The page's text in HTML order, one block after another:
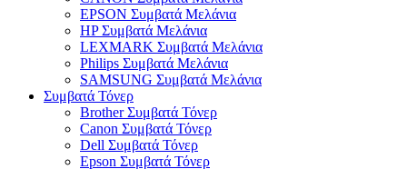
EPSON Συμβατά Μελάνια
HP Συμβατά Μελάνια
LEXMARK Συμβατά Μελάνια
Philips Συμβατά Μελάνια
SAMSUNG Συμβατά Μελάνια
Συμβατά Τόνερ
Brother Συμβατά Τόνερ
Canon Συμβατά Τόνερ
Dell Συμβατά Τόνερ
Epson Συμβατά Τόνερ